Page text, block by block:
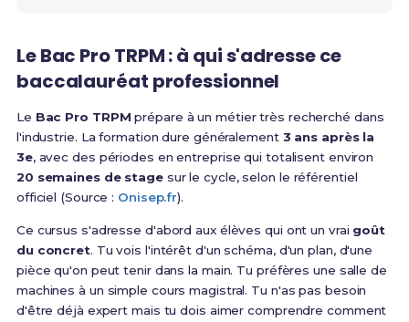
Le Bac Pro TRPM : à qui s'adresse ce
baccalauréat professionnel
Le Bac Pro TRPM prépare à un métier très recherché dans
l'industrie. La formation dure généralement 3 ans après la
3e, avec des périodes en entreprise qui totalisent environ
20 semaines de stagesur le cycle, selon le référentiel
officiel (Source : Onisep.fr).
Ce cursus s'adresse d'abord aux élèves qui ont un vrai goût
du concret. Tu vois l'intérêt d'un schéma, d'un plan, d'une
pièce qu'on peut tenir dans la main. Tu préfères une salle de
machines à un simple cours magistral. Tu n'as pas besoin
d'être déjà expert mais tu dois aimer comprendre comment